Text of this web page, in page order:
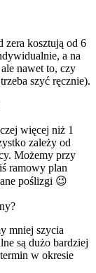
zera kosztują od 6
a na
nawet to, czy
szyć ręcznie).
więcej niż 1
zależy od
Możemy przy
ramowy plan
poślizgi 😉
mniej szycia
są dużo bardziej
w okresie